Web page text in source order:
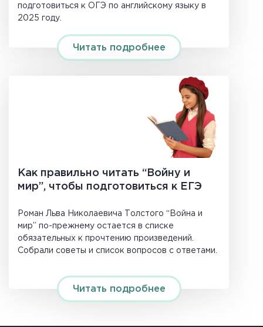
подготовиться к ОГЭ по английскому языку в
2025 году.
Читать подробнее
Как правильно читать “Войну и
мир”, чтобы подготовиться к ЕГЭ
Роман Льва Николаевича Толстого “Война и
мир” по-прежнему остается в списке
обязательных к прочтению произведений.
Собрали советы и список вопросов с ответами.
Читать подробнее